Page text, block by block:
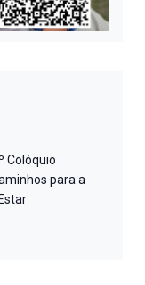
Colóquio
para a